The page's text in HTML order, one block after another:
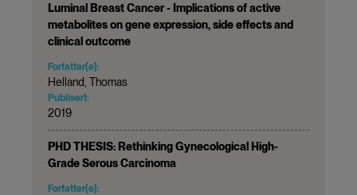
Luminal Breast Cancer - Implications of active
metabolites on gene expression, side effects and
clinical outcome
Forfatter(e):
Helland, Thomas
Publisert:
2019
PHD THESIS: Rethinking Gynecological High-
Grade Serous Carcinoma
Forfatter(e):